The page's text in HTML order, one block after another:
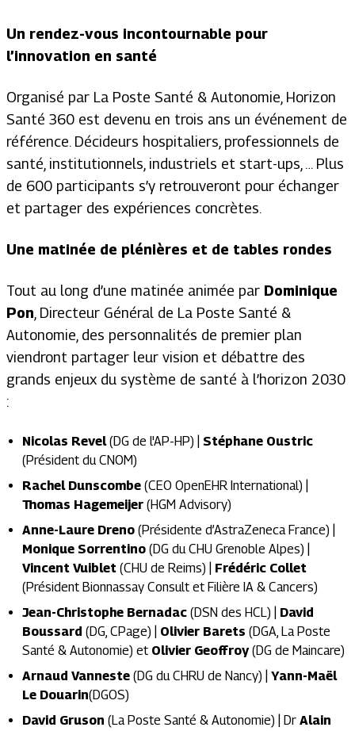
Un rendez-vous incontournable pour
l’innovation en santé
Organisé par La Poste Santé & Autonomie, Horizon
Santé 360 est devenu en trois ans un événement de
référence. Décideurs hospitaliers, professionnels de
santé, institutionnels, industriels et start-ups, … Plus
de 600 participants s’y retrouveront pour échanger
et partager des expériences concrètes.
Une matinée de plénières et de tables rondes
Tout au long d’une matinée animée par Dominique
Pon , Directeur Général de La Poste Santé &
Autonomie, des personnalités de premier plan
viendront partager leur vision et débattre des
grands enjeux du système de santé à l’horizon 2030
:
Nicolas Revel(DG de l'AP-HP) | Stéphane Oustric
(Président du CNOM)
Rachel Dunscombe (CEO OpenEHR International) |
Thomas Hagemeijer (HGM Advisory)
Anne-Laure Dreno (Présidente d’AstraZeneca France) |
Monique Sorrentino (DG du CHU Grenoble Alpes) |
Vincent Vuiblet (CHU de Reims) | Frédéric Collet
(Président Bionnassay Consult et Filière IA & Cancers)
Jean-Christophe Bernadac (DSN des HCL) | David
Boussard (DG, CPage) | Olivier Barets (DGA, La Poste
Santé & Autonomie) et Olivier Geoffroy(DG de Maincare)
Arnaud Vanneste (DG du CHRU de Nancy) | Yann-Maël
Le Douarin(DGOS)
David Gruson (La Poste Santé & Autonomie) | Dr Alain